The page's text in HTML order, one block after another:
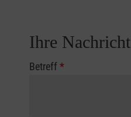
Ihre Nachricht
Betreff*